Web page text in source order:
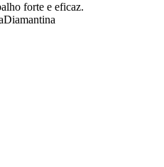
forte e eficaz.